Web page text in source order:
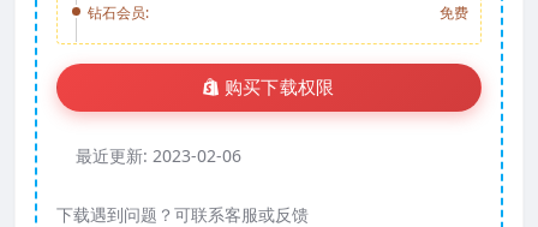
钻石会员:
免费
购买下载权限
最近更新: 2023-02-06
下载遇到问题？可联系客服或反馈